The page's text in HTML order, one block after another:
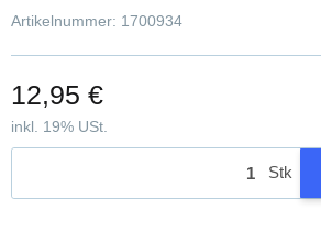
Artikelnummer: 1700934
12,95 €
inkl. 19% USt.
Stk